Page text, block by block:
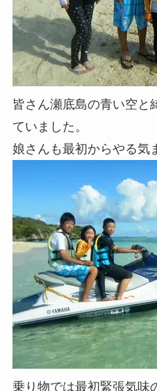
皆さん瀬底島の青い空と
ていました。
娘さんも最初からやる気
乗り物では最初緊張気味